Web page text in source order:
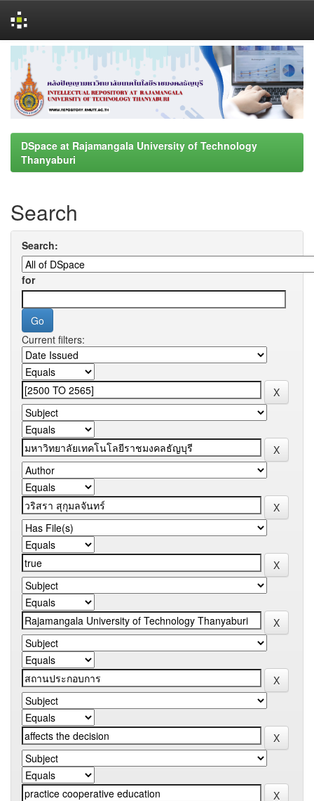
navigation
DSpace at Rajamangala University of Technology
Thanyaburi
Search
Search:
for
Current filters: